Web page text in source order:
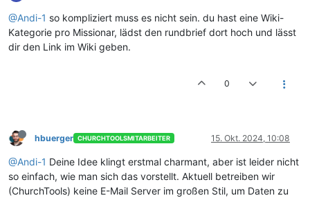
@Andi-1 so kompliziert muss es nicht sein. du hast eine Wiki-
Kategorie pro Missionar, lädst den rundbrief dort hoch und lässt
dir den Link im Wiki geben.
0
hbuerger CHURCHTOOLSMITARBEITER 15. Okt. 2024, 10:08
@Andi-1 Deine Idee klingt erstmal charmant, aber ist leider nicht
so einfach, wie man sich das vorstellt. Aktuell betreiben wir
(ChurchTools) keine E-Mail Server im großen Stil, um Daten zu